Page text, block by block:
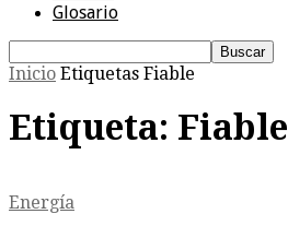
Glosario
Inicio Etiquetas Fiable
Etiqueta: Fiable
Energía